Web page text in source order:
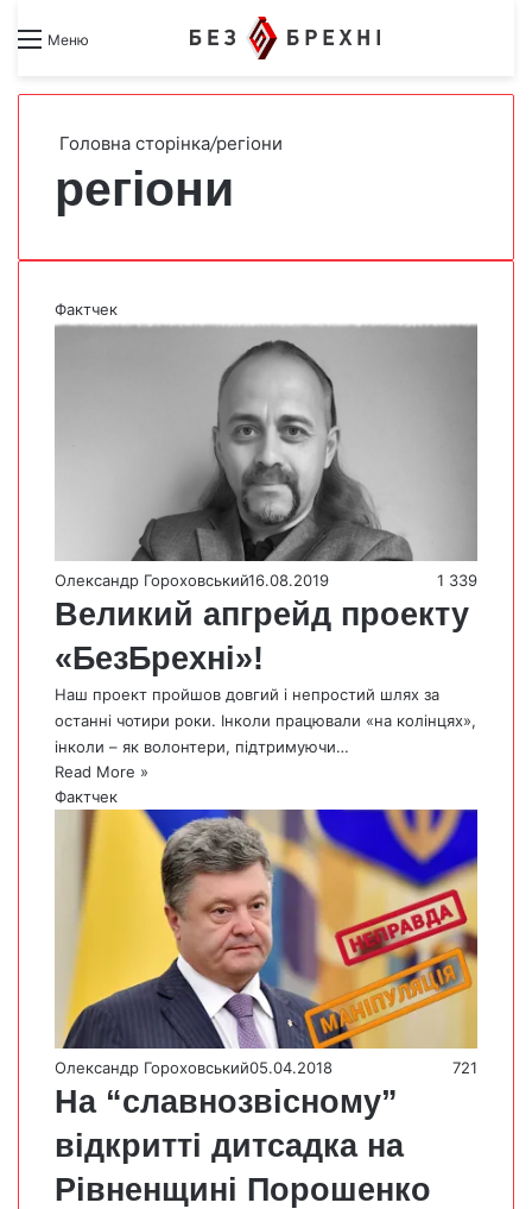
Меню Search forSwitch skin
Головна сторінка/регіони
регіони
Фактчек
Олександр Гороховський16.08.2019 1 339
Великий апгрейд проекту
«БезБрехні»!
Наш проект пройшов довгий і непростий шлях за
останні чотири роки. Інколи працювали «на колінцях»,
інколи – як волонтери, підтримуючи…
Read More »
Фактчек
Олександр Гороховський05.04.2018 721
На “славнозвісному”
відкритті дитсадка на
Рівненщині Порошенко